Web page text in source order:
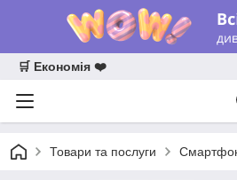
🛒 Економія ❤️
Товари та послуги